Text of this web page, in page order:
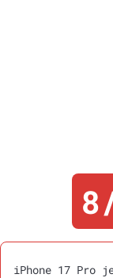
Výsledky
iPhone 17 Pro